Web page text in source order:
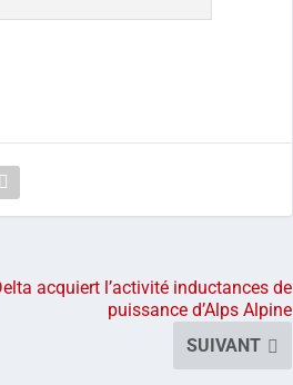
acquiert l’activité inductances de
puissance d’Alps Alpine
SUIVANT